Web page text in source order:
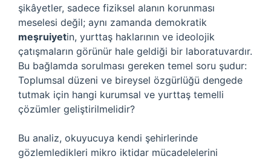
şikâyetler, sadece fiziksel alanın korunması
meselesi değil; aynı zamanda demokratik
meşruiyetin, yurttaş haklarının ve ideolojik
çatışmaların görünür hale geldiği bir laboratuvardır.
Bu bağlamda sorulması gereken temel soru şudur:
Toplumsal düzeni ve bireysel özgürlüğü dengede
tutmak için hangi kurumsal ve yurttaş temelli
çözümler geliştirilmelidir?
Bu analiz, okuyucuya kendi şehirlerinde
gözlemledikleri mikro iktidar mücadelelerini